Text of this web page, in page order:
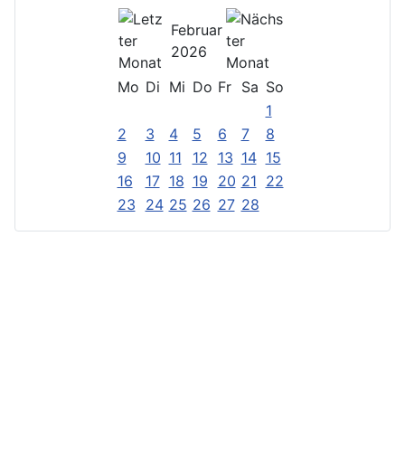
Februar
2026
Mo Di Mi Do Fr Sa So
1
2
3 4 5 6 7
8
9
10 11 12 13 14 15
16
17 18 19 20 21 22
23
24 25 26 27 28